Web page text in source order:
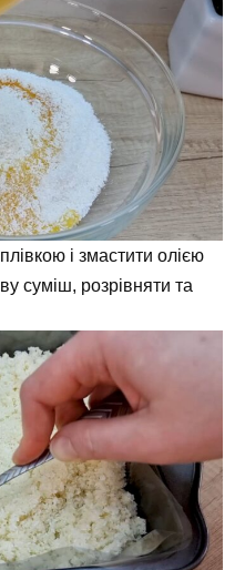
і змастити олією
суміш, розрівняти та